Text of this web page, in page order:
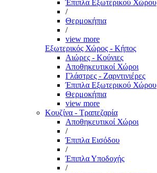
Έπιπλα Εξωτερικού Χώρου
/
Θερμοκήπια
/
view more
Εξωτερικός Χώρος - Κήπος
Αιώρες - Κούνιες
Αποθηκευτικοί Χώροι
Γλάστρες - Ζαρντινιέρες
Έπιπλα Εξωτερικού Χώρου
Θερμοκήπια
view more
Κουζίνα - Τραπεζαρία
Αποθηκευτικοί Χώροι
/
Έπιπλα Εισόδου
/
Έπιπλα Υποδοχής
/